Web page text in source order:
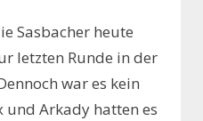
Sasbacher heute
letzten Runde in der
war es kein
und Arkady hatten es